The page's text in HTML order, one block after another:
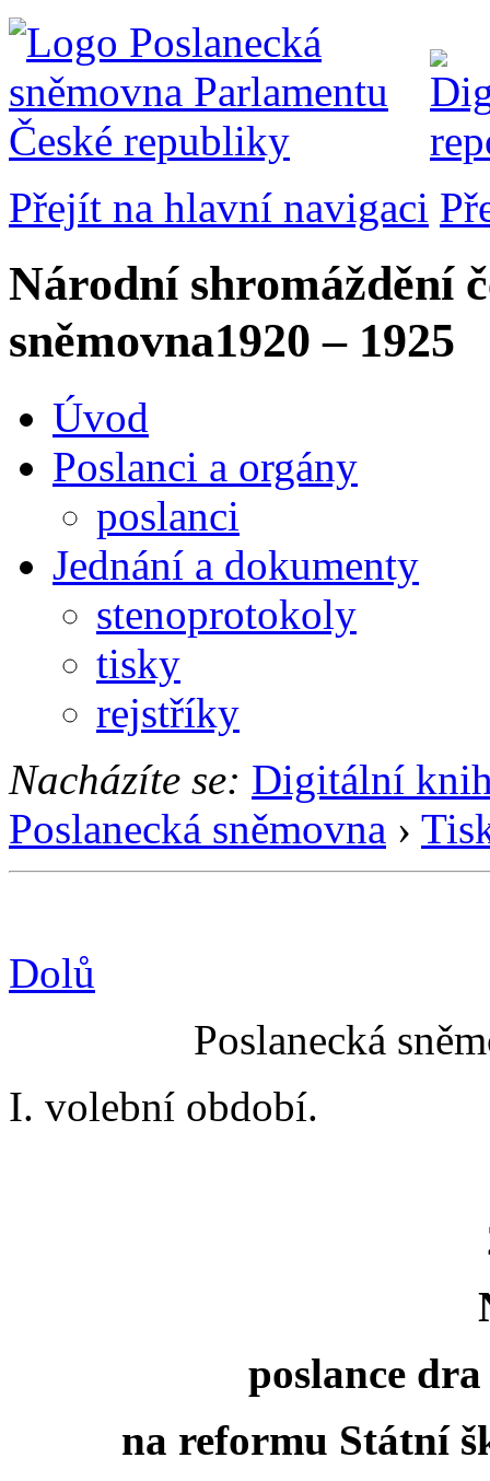
Přejít na hlavní navigaci
Národní shromáždění
sněmovna1920 – 1925
Úvod
Poslanci a orgány
poslanci
Jednání a dokumenty
stenoprotokoly
tisky
rejstříky
Nacházíte se: Digitální
Poslanecká sněmovna ›
Dolů
Poslanecká
I. volební období.
poslance
na reformu Státní